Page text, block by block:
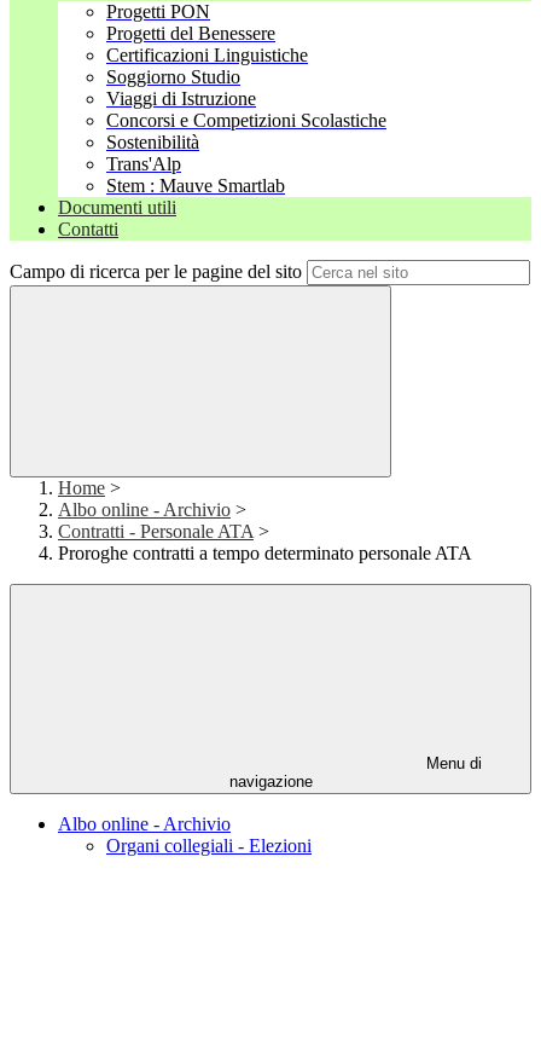
Progetti PON
Progetti del Benessere
Certificazioni Linguistiche
Soggiorno Studio
Viaggi di Istruzione
Concorsi e Competizioni Scolastiche
Sostenibilità
Trans'Alp
Stem : Mauve Smartlab
Documenti utili
Contatti
Campo di ricerca per le pagine del sito
Home >
Albo online - Archivio >
Contratti - Personale ATA >
Proroghe contratti a tempo determinato personale ATA
Menu di
navigazione
Albo online - Archivio
Organi collegiali - Elezioni